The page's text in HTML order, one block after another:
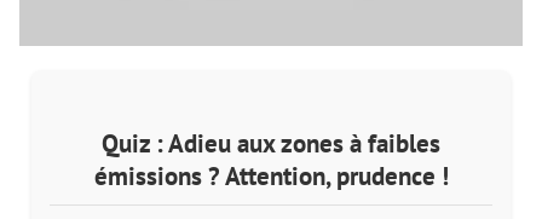
Quiz : Adieu aux zones à faibles
émissions ? Attention, prudence !